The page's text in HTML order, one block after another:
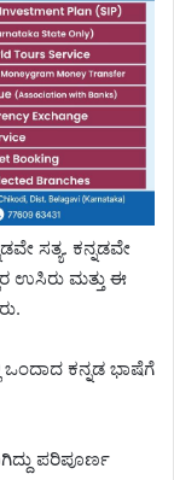
ಸತ್ಯ. ಕನ್ನಡವೇ
ಉಸಿರು ಮತ್ತು ಈ
ಒಂದಾದ ಕನ್ನಡ ಭಾಷೆಗೆ
ಪರಿಪೂರ್ಣ